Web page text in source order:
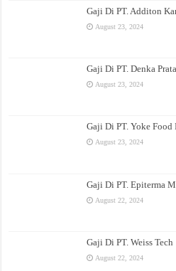
Gaji Di PT. Additon
August 23, 2024
Gaji Di PT. Denka
August 23, 2024
Gaji Di PT. Yoke Food
August 23, 2024
Gaji Di PT. Epiterma
August 22, 2024
Gaji Di PT. Weiss Tech
August 22, 2024